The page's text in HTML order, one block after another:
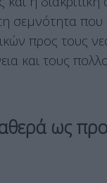
σεμνότητα
προς τους
και τους
ως